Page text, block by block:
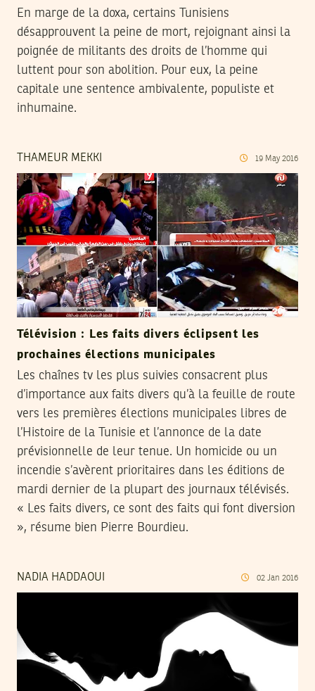
En marge de la doxa, certains Tunisiens
désapprouvent la peine de mort, rejoignant ainsi la
poignée de militants des droits de l’homme qui
luttent pour son abolition. Pour eux, la peine
capitale une sentence ambivalente, populiste et
inhumaine.
THAMEUR MEKKI 19 May 2016
Télévision : Les faits divers éclipsent les
prochaines élections municipales
Les chaînes tv les plus suivies consacrent plus
d’importance aux faits divers qu’à la feuille de route
vers les premières élections municipales libres de
l’Histoire de la Tunisie et l’annonce de la date
prévisionnelle de leur tenue. Un homicide ou un
incendie s’avèrent prioritaires dans les éditions de
mardi dernier de la plupart des journaux télévisés.
« Les faits divers, ce sont des faits qui font diversion
», résume bien Pierre Bourdieu.
NADIA HADDAOUI 02 Jan 2016